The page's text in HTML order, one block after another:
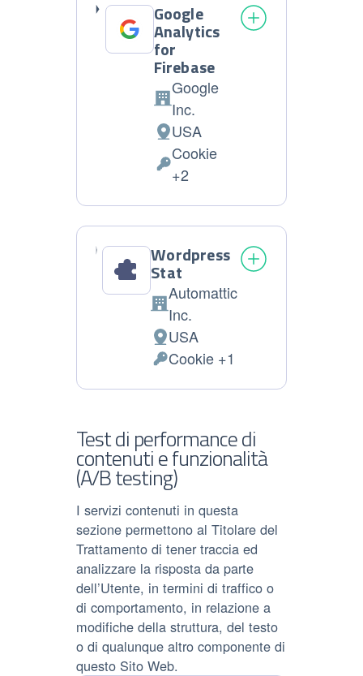
Google
Analytics
for
Firebase
Azienda:
Google
Inc.
Luogo
del
trattamento:
USA
Dati
Cookie
+2
Wordpress
Stat
Azienda:
Automattic
Inc.
Luogo
del
trattamento:
USA
Dati
Personali
Cookie +1
Test di performance di
contenuti e funzionalità
(A/B testing)
I servizi contenuti in questa
sezione permettono al Titolare del
Trattamento di tener traccia ed
analizzare la risposta da parte
dell’Utente, in termini di traffico o
di comportamento, in relazione a
modifiche della struttura, del testo
o di qualunque altro componente di
questo Sito Web.